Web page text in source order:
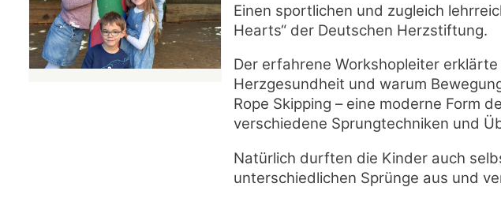
Einen sportlichen und zugleich
Hearts“ der Deutschen Herzstiftung.
Der erfahrene Workshopleiter
Herzgesundheit und warum
Rope Skipping – eine moderne Form
verschiedene Sprungtechniken und
Natürlich durften die Kinder auch
unterschiedlichen Sprünge aus und